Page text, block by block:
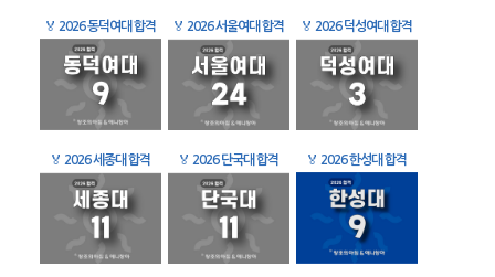
🏅 2026 동덕여대 합격 🏅 2026 서울여대 합격 🏅 2026 덕성여대 합격
🏅 2026 세종대 합격 🏅 2026 단국대 합격 🏅 2026 한성대 합격